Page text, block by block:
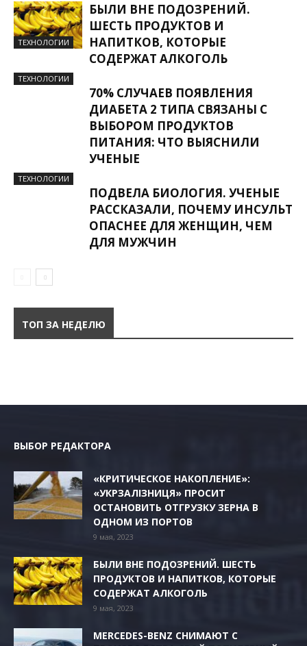
ТЕХНОЛОГИИ
БЫЛИ ВНЕ ПОДОЗРЕНИЙ.
ШЕСТЬ ПРОДУКТОВ И
НАПИТКОВ, КОТОРЫЕ
СОДЕРЖАТ АЛКОГОЛЬ
ТЕХНОЛОГИИ
70% СЛУЧАЕВ ПОЯВЛЕНИЯ
ДИАБЕТА 2 ТИПА СВЯЗАНЫ С
ВЫБОРОМ ПРОДУКТОВ
ПИТАНИЯ: ЧТО ВЫЯСНИЛИ
УЧЕНЫЕ
ТЕХНОЛОГИИ
ПОДВЕЛА БИОЛОГИЯ. УЧЕНЫЕ
РАССКАЗАЛИ, ПОЧЕМУ ИНСУЛЬТ
ОПАСНЕЕ ДЛЯ ЖЕНЩИН, ЧЕМ
ДЛЯ МУЖЧИН
ТОП ЗА НЕДЕЛЮ
ВЫБОР РЕДАКТОРА
«КРИТИЧЕСКОЕ НАКОПЛЕНИЕ»:
«УКРЗАЛІЗНИЦЯ» ПРОСИТ
ОСТАНОВИТЬ ОТГРУЗКУ ЗЕРНА В
ОДНОМ ИЗ ПОРТОВ
9 мая, 2023
БЫЛИ ВНЕ ПОДОЗРЕНИЙ. ШЕСТЬ
ПРОДУКТОВ И НАПИТКОВ, КОТОРЫЕ
СОДЕРЖАТ АЛКОГОЛЬ
9 мая, 2023
MERCEDES-BENZ СНИМАЮТ С